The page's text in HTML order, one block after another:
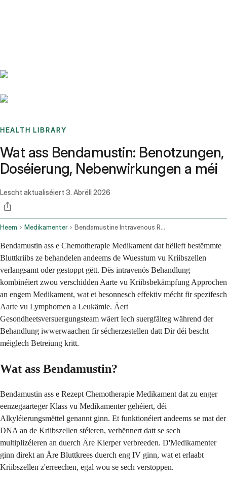
HEALTH LIBRARY
Wat ass Bendamustin: Benotzungen,
Doséierung, Nebenwirkungen a méi
Lescht aktualiséiert 3. Abrëll 2026
Heem Medikamenter Bendamustine Intravenous Route
Bendamustin ass e Chemotherapie Medikament dat hëlleft bestëmmte
Bluttkriibs ze behandelen andeems de Wuesstum vu Kriibszellen
verlangsamt oder gestoppt gëtt. Dës intravenös Behandlung
kombinéiert zwou verschidden Aarte vu Kriibsbekämpfung Approchen
an engem Medikament, wat et besonnesch effektiv mécht fir spezifesch
Aarte vu Lymphomen a Leukämie. Äert
Gesondheetsversuergungsteam wäert Iech suergfälteg während der
Behandlung iwwerwaachen fir sécherzestellen datt Dir déi bescht
méiglech Betreiung kritt.
Wat ass Bendamustin?
Bendamustin ass e Rezept Chemotherapie Medikament dat zu enger
eenzegaarteger Klass vu Medikamenter gehéiert, déi
Alkyléierungsmëttel genannt ginn. Et funktionéiert andeems se mat der
DNA an de Kriibszellen stéieren, verhënnert datt se sech
multiplizéieren an duerch Äre Kierper verbreeden. D'Medikamenter
ginn direkt an Äre Bluttkrees duerch eng IV ginn, wat et erlaabt
Kriibszellen z'erreechen, egal wou se sech verstoppen.